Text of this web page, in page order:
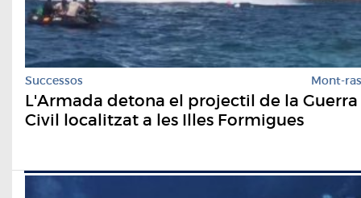
Successos Mont-ras
L'Armada detona el projectil de la Guerra
Civil localitzat a les Illes Formigues